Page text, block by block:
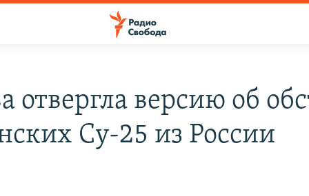
отвергла версию об
Су-25 из России